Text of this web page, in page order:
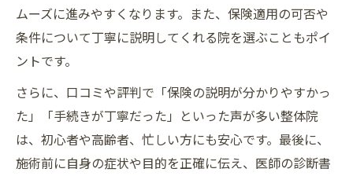
ムーズに進みやすくなります。また、保険適用の可否や
条件について丁寧に説明してくれる院を選ぶこともポイ
ントです。
さらに、口コミや評判で「保険の説明が分かりやすかっ
た」「手続きが丁寧だった」といった声が多い整体院
は、初心者や高齢者、忙しい方にも安心です。最後に、
施術前に自身の症状や目的を正確に伝え、医師の診断書